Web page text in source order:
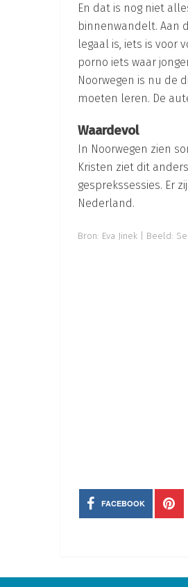
En dat is nog niet
binnenwandelt. Aan
legaal is, iets is voor
porno iets waar
Noorwegen is nu de
moeten leren. De
Waardevol
In Noorwegen zien
Kristen ziet dit
gesprekssessies. Er
Nederland.
Bron: Eva Jinek | Beeld:
FACEBOOK